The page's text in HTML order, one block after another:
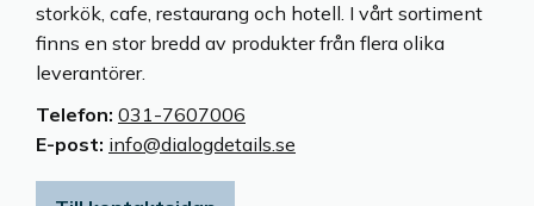
storkök, cafe, restaurang och hotell. I vårt sortiment
finns en stor bredd av produkter från flera olika
leverantörer.
Telefon: 031-7607006
E-post: info@dialogdetails.se